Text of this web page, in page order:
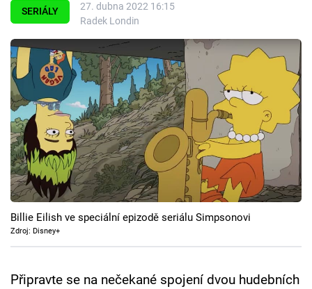
Témata
Filmy
Seriály
Hry
Cool Esport
Pořady
TV Program
SERIÁLY
27. dubna 2022 16:15
Radek Londin
Billie Eilish ve speciální epizodě seriálu Simpsonovi
Zdroj: Disney+
Připravte se na nečekané spojení dvou hudebních